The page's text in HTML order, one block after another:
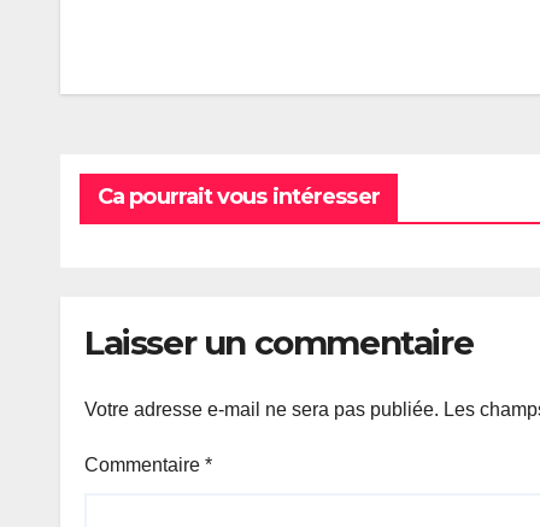
l’article
Ca pourrait vous intéresser
Laisser un commentaire
Votre adresse e-mail ne sera pas publiée. Les
Commentaire *